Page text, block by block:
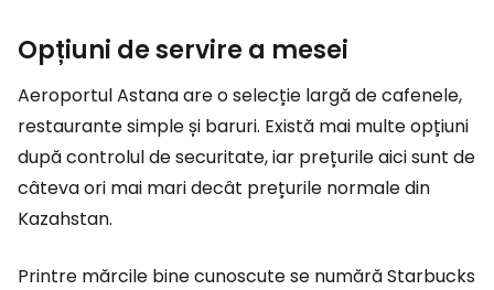
Opțiuni de servire a mesei
Aeroportul Astana are o selecție largă de cafenele,
restaurante simple și baruri. Există mai multe opțiuni
după controlul de securitate, iar prețurile aici sunt de
câteva ori mai mari decât prețurile normale din
Kazahstan.
Printre mărcile bine cunoscute se numără Starbucks